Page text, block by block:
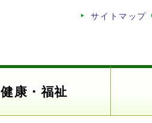
サイトマップ
健康・福祉